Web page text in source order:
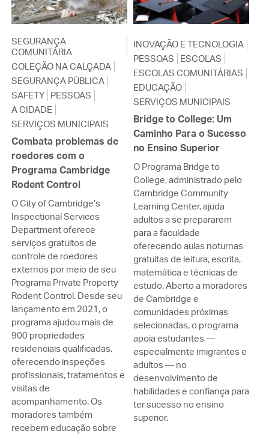
SEGURANÇA
COMUNITÁRIA
COLEÇÃO NA CALÇADA
SEGURANÇA PÚBLICA
SAFETY PESSOAS
A CIDADE
SERVIÇOS MUNICIPAIS
Combata problemas de
roedores com o
Programa Cambridge
Rodent Control
O City of Cambridge’s
Inspectional Services
Department oferece
serviços gratuitos de
controle de roedores
externos por meio de seu
Programa Private Property
Rodent Control. Desde seu
lançamento em 2021, o
programa ajudou mais de
900 propriedades
residenciais qualificadas,
oferecendo inspeções
profissionais, tratamentos e
visitas de
acompanhamento. Os
moradores também
recebem educação sobre
INOVAÇÃO E TECNOLOGIA
PESSOAS
ESCOLAS
ESCOLAS COMUNITÁRIAS
EDUCAÇÃO
SERVIÇOS MUNICIPAIS
Bridge to College: Um
Caminho Para o Sucesso
no Ensino Superior
O Programa Bridge to
College, administrado pelo
Cambridge Community
Learning Center, ajuda
adultos a se prepararem
para a faculdade
oferecendo aulas noturnas
gratuitas de leitura, escrita,
matemática e técnicas de
estudo. Aberto a moradores
de Cambridge e
comunidades próximas
selecionadas, o programa
apoia estudantes —
especialmente imigrantes e
adultos — no
desenvolvimento de
habilidades e confiança para
ter sucesso no ensino
superior.